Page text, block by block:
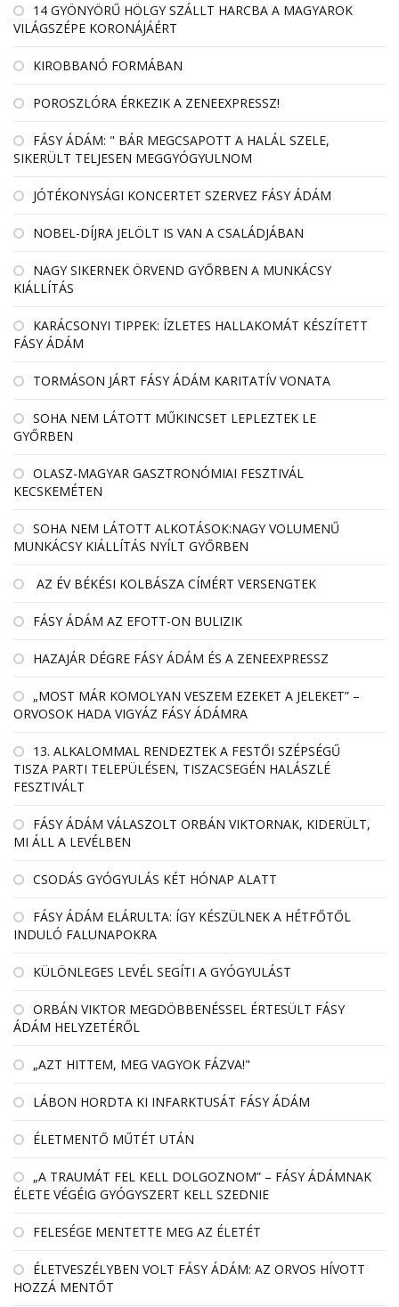
14 GYÖNYÖRŰ HÖLGY SZÁLLT HARCBA A MAGYAROK
VILÁGSZÉPE KORONÁJÁÉRT
KIROBBANÓ FORMÁBAN
POROSZLÓRA ÉRKEZIK A ZENEEXPRESSZ!
FÁSY ÁDÁM: " BÁR MEGCSAPOTT A HALÁL SZELE,
SIKERÜLT TELJESEN MEGGYÓGYULNOM
JÓTÉKONYSÁGI KONCERTET SZERVEZ FÁSY ÁDÁM
NOBEL-DÍJRA JELÖLT IS VAN A CSALÁDJÁBAN
NAGY SIKERNEK ÖRVEND GYŐRBEN A MUNKÁCSY
KIÁLLÍTÁS
KARÁCSONYI TIPPEK: ÍZLETES HALLAKOMÁT KÉSZÍTETT
FÁSY ÁDÁM
TORMÁSON JÁRT FÁSY ÁDÁM KARITATÍV VONATA
SOHA NEM LÁTOTT MŰKINCSET LEPLEZTEK LE
GYŐRBEN
OLASZ-MAGYAR GASZTRONÓMIAI FESZTIVÁL
KECSKEMÉTEN
SOHA NEM LÁTOTT ALKOTÁSOK:NAGY VOLUMENŰ
MUNKÁCSY KIÁLLÍTÁS NYÍLT GYŐRBEN
AZ ÉV BÉKÉSI KOLBÁSZA CÍMÉRT VERSENGTEK
FÁSY ÁDÁM AZ EFOTT-ON BULIZIK
HAZAJÁR DÉGRE FÁSY ÁDÁM ÉS A ZENEEXPRESSZ
„MOST MÁR KOMOLYAN VESZEM EZEKET A JELEKET” –
ORVOSOK HADA VIGYÁZ FÁSY ÁDÁMRA
13. ALKALOMMAL RENDEZTEK A FESTŐI SZÉPSÉGŰ
TISZA PARTI TELEPÜLÉSEN, TISZACSEGÉN HALÁSZLÉ
FESZTIVÁLT
FÁSY ÁDÁM VÁLASZOLT ORBÁN VIKTORNAK, KIDERÜLT,
MI ÁLL A LEVÉLBEN
CSODÁS GYÓGYULÁS KÉT HÓNAP ALATT
FÁSY ÁDÁM ELÁRULTA: ÍGY KÉSZÜLNEK A HÉTFŐTŐL
INDULÓ FALUNAPOKRA
KÜLÖNLEGES LEVÉL SEGÍTI A GYÓGYULÁST
ORBÁN VIKTOR MEGDÖBBENÉSSEL ÉRTESÜLT FÁSY
ÁDÁM HELYZETÉRŐL
„AZT HITTEM, MEG VAGYOK FÁZVA!"
LÁBON HORDTA KI INFARKTUSÁT FÁSY ÁDÁM
ÉLETMENTŐ MŰTÉT UTÁN
„A TRAUMÁT FEL KELL DOLGOZNOM” – FÁSY ÁDÁMNAK
ÉLETE VÉGÉIG GYÓGYSZERT KELL SZEDNIE
FELESÉGE MENTETTE MEG AZ ÉLETÉT
ÉLETVESZÉLYBEN VOLT FÁSY ÁDÁM: AZ ORVOS HÍVOTT
HOZZÁ MENTŐT